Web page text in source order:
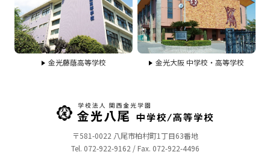
金光藤蔭高等学校 金光大阪 中学校・高等学校
〒581-0022 八尾市柏村町1丁目63番地
Tel. 072-922-9162 / Fax. 072-922-4496